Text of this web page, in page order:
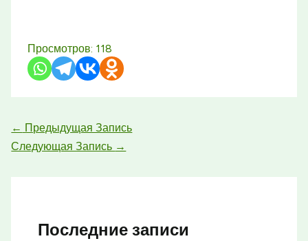
Просмотров: 118
← Предыдущая Запись
Следующая Запись →
Последние записи